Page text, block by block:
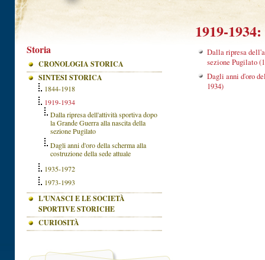
Storia
CRONOLOGIA STORICA
SINTESI STORICA
1844-1918
1919-1934
Dalla ripresa dell'attività sportiva dopo
la Grande Guerra alla nascita della
sezione Pugilato
Dagli anni d'oro della scherma alla
costruzione della sede attuale
1935-1972
1973-1993
L'UNASCI E LE SOCIETÀ
SPORTIVE STORICHE
CURIOSITÀ
1919-
Dalla ripresa
sezione Pugilato
Dagli anni d'oro
1934)